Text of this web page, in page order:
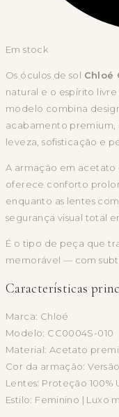
Em stock
Os óculos de sol Chloé
natural e o espírito
modelo combina
acabamento premium,
leveza, sofisticação e
A armação em acetato
oferece conforto
enquanto as lentes
segurança visual total
É o tipo de peça que
memorável — com
Características
Marca: Chloé
Modelo: CC0004S-010
Material: Acetato
Cor da armação:
Lentes: Proteção 100%
Estilo: Feminino | Luxo